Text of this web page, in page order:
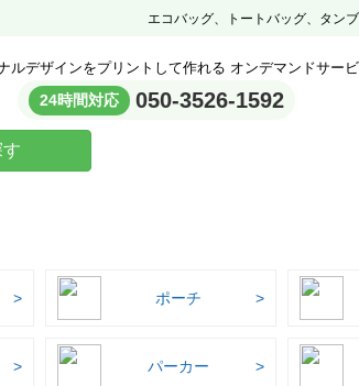
エコバッグ、トートバッグ、タン
ルデザインをプリントして作れる オンデマンドサービ
24時間対応 050-3526-1592
ポーチ
パーカー